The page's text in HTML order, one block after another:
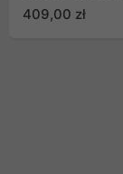
czarno-biały
409,00 zł